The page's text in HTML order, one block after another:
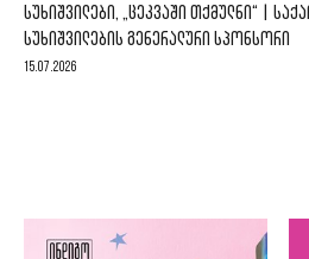
ᲡᲣᲮᲘᲨᲕᲘᲚᲔᲑᲘ, „ᲪᲔᲙᲕᲐᲨᲘ ᲗᲥᲛᲣᲚᲜᲘ“ |
ᲡᲣᲮᲘᲨᲕᲘᲚᲔᲑᲘᲡ ᲒᲔᲜᲔᲠᲐᲚᲣᲠᲘ ᲡᲞᲝᲜᲡᲝᲠᲘ
15.07.2026